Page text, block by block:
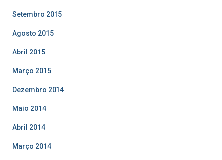
Setembro 2015
Agosto 2015
Abril 2015
Março 2015
Dezembro 2014
Maio 2014
Abril 2014
Março 2014